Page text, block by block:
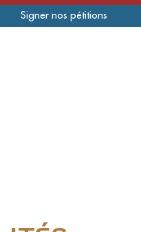
Signer nos pétitions